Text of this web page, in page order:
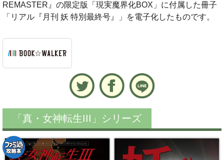
REMASTER』の限定版「現実魔界化BOX」に付属した冊子
「リアル『月刊 妖 特別最終号』」を電子化したものです。
「真・女神転生III」シリーズ